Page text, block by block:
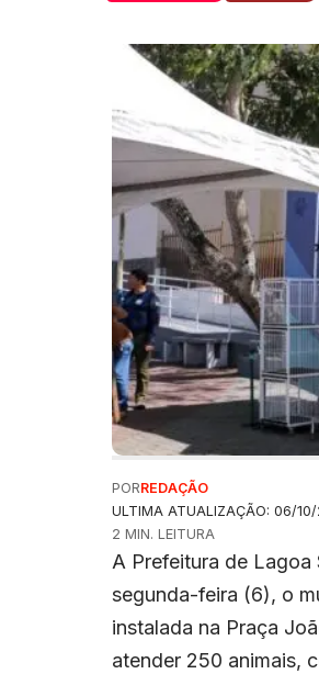
ULTIMA ATUALIZAÇÃO: 06/
PORREDAÇÃO
2 MIN. LEITURA
A Prefeitura de Lagoa
segunda-feira (6), o
instalada na Praça
atender 250 animais,